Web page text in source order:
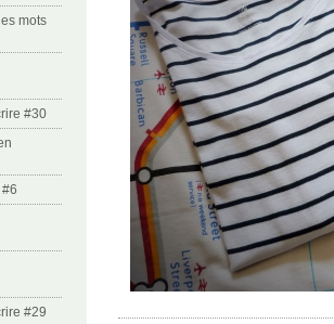
mots
#30
#29